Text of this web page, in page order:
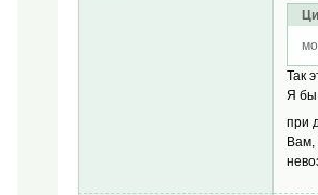
Так
Я бы
при
Вам,